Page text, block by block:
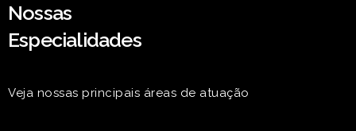
Nossas
Especialidades
Veja nossas principais áreas de atuação